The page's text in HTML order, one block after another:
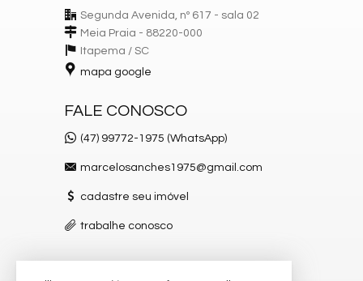
Segunda Avenida, nº 617 - sala 02
Meia Praia - 88220-000
Itapema / SC
mapa google
FALE CONOSCO
(47) 99772-1975 (WhatsApp)
marcelosanches1975@gmail.com
cadastre seu imóvel
trabalhe conosco